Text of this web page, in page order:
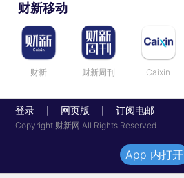
财新移动
财新 财新周刊 Caixin
登录 网页版 订阅电邮
Copyright 财新网 All Rights Reserved
App 内打开